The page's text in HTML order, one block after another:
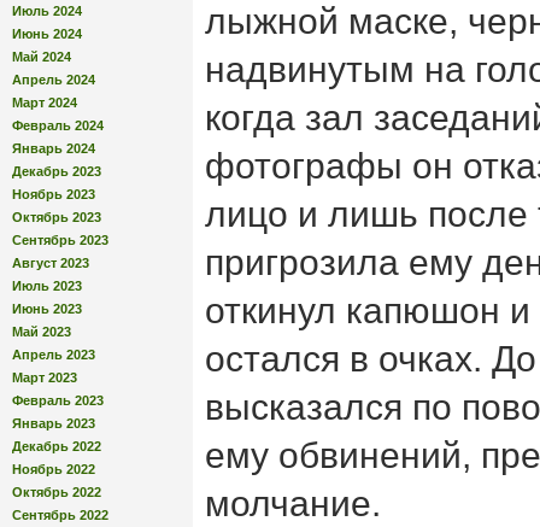
Июль 2024
Июнь 2024
Май 2024
Апрель 2024
Март 2024
Февраль 2024
Январь 2024
Декабрь 2023
Ноябрь 2023
Октябрь 2023
Сентябрь 2023
Август 2023
Июль 2023
Июнь 2023
Май 2023
Апрель 2023
Март 2023
Февраль 2023
Январь 2023
Декабрь 2022
Ноябрь 2022
Октябрь 2022
Сентябрь 2022
лыжной маске,
надвинутым на
когда зал
фотографы он
лицо и лишь после
пригрозила ему
откинул капюшон и
остался в очках.
высказался по
ему обвинений,
молчание.